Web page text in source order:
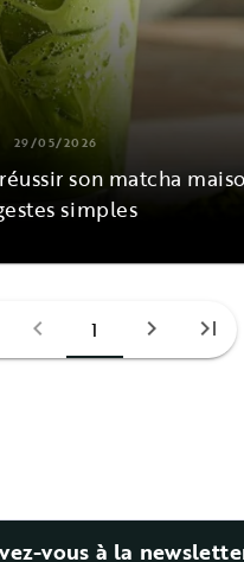
29/05/2026
son matcha
simples
chevron_left 1 chevron_right last_page
vous à la